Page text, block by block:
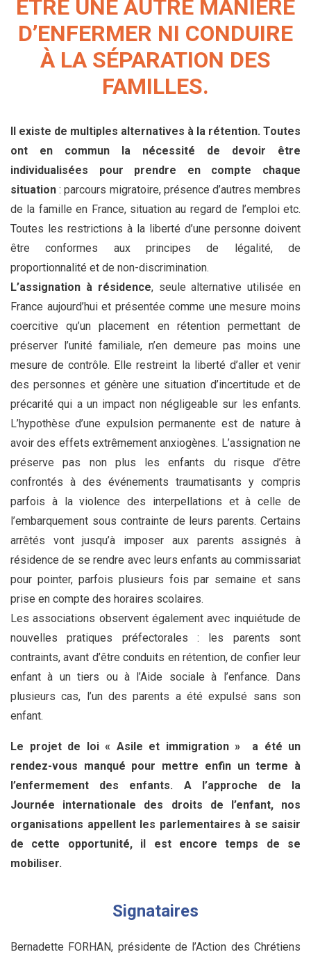
ÊTRE UNE AUTRE MANIÈRE
D’ENFERMER NI CONDUIRE
À LA SÉPARATION DES
FAMILLES.
Il existe de multiples alternatives à la rétention. Toutes
ont en commun la nécessité de devoir être
individualisées pour prendre en compte chaque
situation : parcours migratoire, présence d’autres membres
de la famille en France, situation au regard de l’emploi etc.
Toutes les restrictions à la liberté d’une personne doivent
être conformes aux principes de légalité, de
proportionnalité et de non-discrimination.
L’assignation à résidence, seule alternative utilisée en
France aujourd’hui et présentée comme une mesure moins
coercitive qu’un placement en rétention permettant de
préserver l’unité familiale, n’en demeure pas moins une
mesure de contrôle. Elle restreint la liberté d’aller et venir
des personnes et génère une situation d’incertitude et de
précarité qui a un impact non négligeable sur les enfants.
L’hypothèse d’une expulsion permanente est de nature à
avoir des effets extrêmement anxiogènes. L’assignation ne
préserve pas non plus les enfants du risque d’être
confrontés à des événements traumatisants y compris
parfois à la violence des interpellations et à celle de
l’embarquement sous contrainte de leurs parents. Certains
arrêtés vont jusqu’à imposer aux parents assignés à
résidence de se rendre avec leurs enfants au commissariat
pour pointer, parfois plusieurs fois par semaine et sans
prise en compte des horaires scolaires.
Les associations observent également avec inquiétude de
nouvelles pratiques préfectorales : les parents sont
contraints, avant d’être conduits en rétention, de confier leur
enfant à un tiers ou à l’Aide sociale à l’enfance. Dans
plusieurs cas, l’un des parents a été expulsé sans son
enfant.
Le projet de loi « Asile et immigration » a été un
rendez-vous manqué pour mettre enfin un terme à
l’enfermement des enfants. A l’approche de la
Journée internationale des droits de l’enfant, nos
organisations appellent les parlementaires à se saisir
de cette opportunité, il est encore temps de se
mobiliser.
Signataires
Bernadette FORHAN, présidente de l’Action des Chrétiens